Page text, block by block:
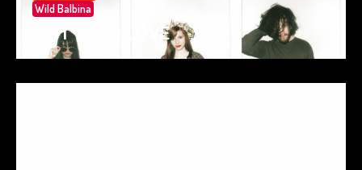
Wild Balbina
SPIT YOUR LOVE